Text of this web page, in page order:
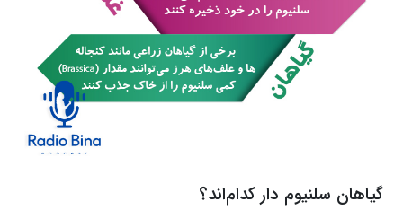
گیاهان سلنیوم دار کدام‌اند؟